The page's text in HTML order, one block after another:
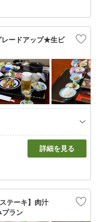
レードアップ★生ビ
詳細を見る
テーキ】肉汁
プラン